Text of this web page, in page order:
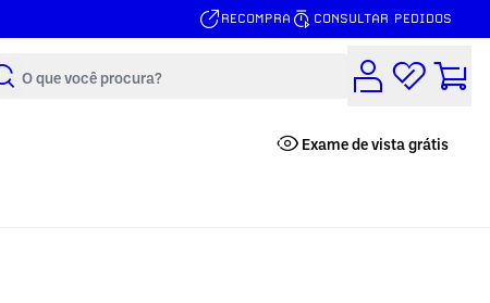
RECOMPRA CONSULTAR PEDIDOS
Buscar
Exame de vista grátis